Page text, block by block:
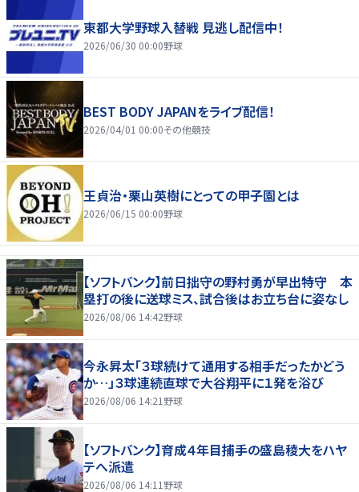
東都大学野球入替戦 見逃し配信中！
2026/06/30 00:00野球
BEST BODY JAPANをライブ配信！
2026/04/01 00:00その他競技
王貞治・栗山英樹にとっての甲子園とは
2026/06/15 00:00野球
【ソフトバンク】前日拙守の野村勇が早出特守 本
塁打の後に送球ミス、試合後はお立ち台に姿なし
2026/08/06 14:42野球
今永昇太「３球続けて通用する相手だったかどう
か…」３球連続直球で大谷翔平に１発を浴び
2026/08/06 14:21 野球
【ソフトバンク】育成４年目捕手の盛島稜大をハヤ
テへ派遣
2026/08/06 14:11 野球